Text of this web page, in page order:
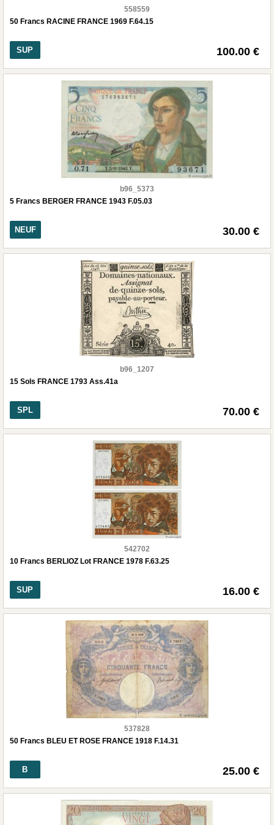
558559
50 Francs RACINE FRANCE 1969 F.64.15
SUP 100.00 €
b96_5373
5 Francs BERGER FRANCE 1943 F.05.03
NEUF 30.00 €
b96_1207
15 Sols FRANCE 1793 Ass.41a
SPL 70.00 €
542702
10 Francs BERLIOZ Lot FRANCE 1978 F.63.25
SUP 16.00 €
537828
50 Francs BLEU ET ROSE FRANCE 1918 F.14.31
B 25.00 €